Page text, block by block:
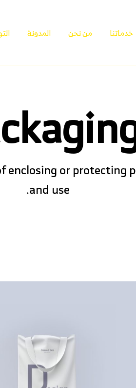
خدماتنا من نحن المدونة
enclosing or
and use.